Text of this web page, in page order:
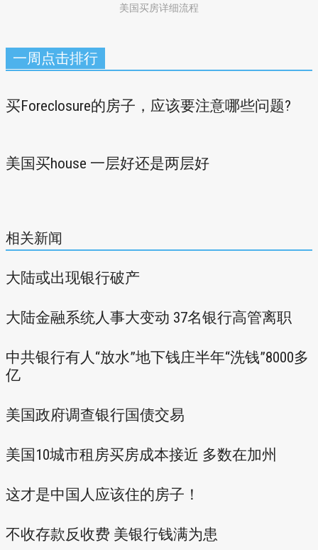
美国买房详细流程
一周点击排行
买Foreclosure的房子，应该要注意哪些问题?
美国买house 一层好还是两层好
相关新闻
大陆或出现银行破产
大陆金融系统人事大变动 37名银行高管离职
中共银行有人“放水”地下钱庄半年“洗钱”8000多
亿
美国政府调查银行国债交易
美国10城市租房买房成本接近 多数在加州
这才是中国人应该住的房子！
不收存款反收费 美银行钱满为患